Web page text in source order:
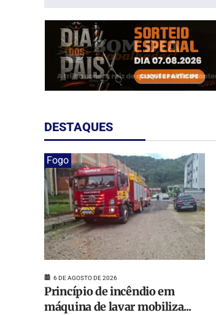
DESTAQUES
Fogo
6 DE AGOSTO DE 2026
Princípio de incêndio em
máquina de lavar mobiliza...